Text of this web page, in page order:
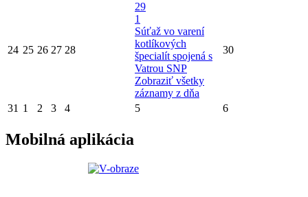
24 25 26 27 28
29
1
Súťaž vo varení
kotlíkových
špecialít spojená s
Vatrou SNP
Zobraziť všetky
záznamy z dňa
30
31 1 2 3 4 5 6
Mobilná aplikácia